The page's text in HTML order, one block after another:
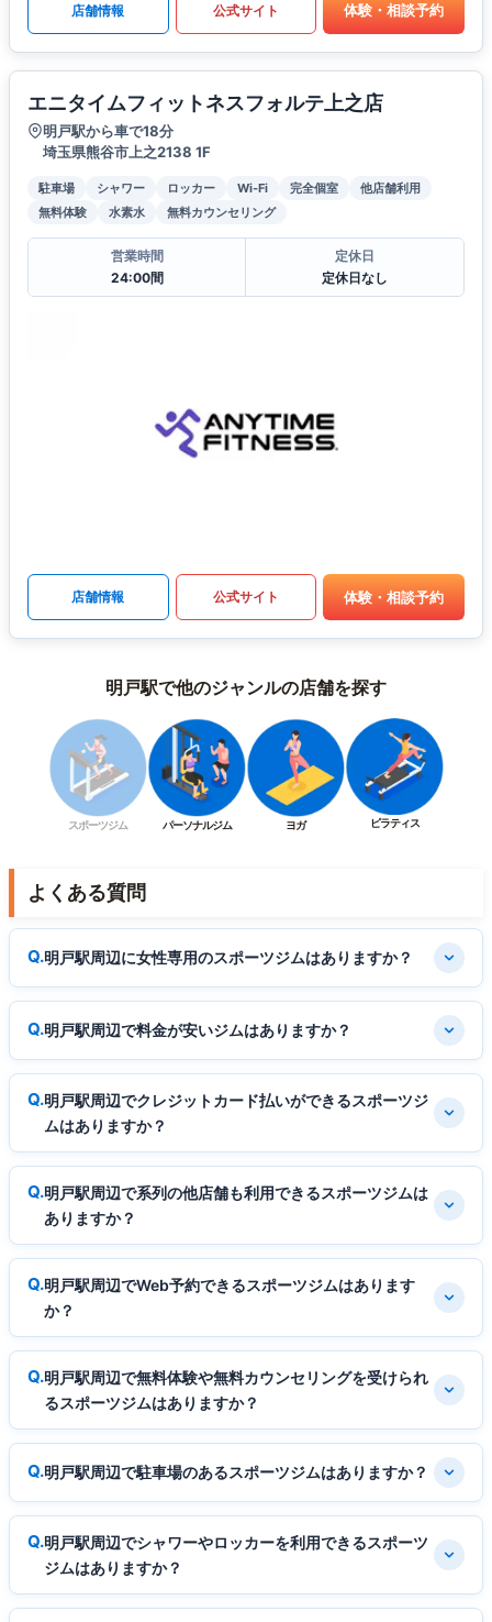
店舗情報 公式サイト 体験・相談予約
エニタイムフィットネスフォルテ上之店
明戸駅から車で18分
埼玉県熊谷市上之2138 1F
駐車場 シャワー ロッカー Wi-Fi 完全個室
他店舗利用
無料体験
水素水 無料カウンセリング
営業時間
24:00間
定休日
定休日なし
店舗情報 公式サイト 体験・相談予約
明戸駅で他のジャンルの店舗を探す
スポーツジム パーソナルジム ヨガ ピラティス
よくある質問
明戸駅周辺に女性専用のスポーツジムはありますか？
明戸駅周辺で料金が安いジムはありますか？
明戸駅周辺でクレジットカード払いができるスポーツジ
ムはありますか？
明戸駅周辺で系列の他店舗も利用できるスポーツジムは
ありますか？
明戸駅周辺でWeb予約できるスポーツジムはあります
か？
明戸駅周辺で無料体験や無料カウンセリングを受けられ
るスポーツジムはありますか？
明戸駅周辺で駐車場のあるスポーツジムはありますか？
明戸駅周辺でシャワーやロッカーを利用できるスポーツ
ジムはありますか？